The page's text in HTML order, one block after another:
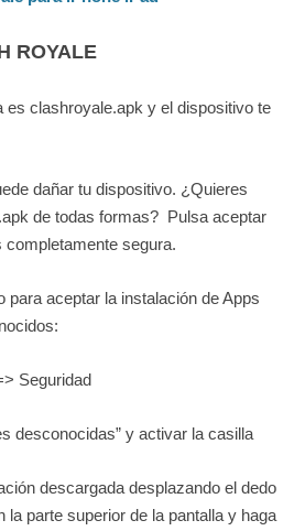
ROYALE
es clashroyale.apk y el dispositivo te
dañar tu dispositivo. ¿Quieres
de todas formas? Pulsa aceptar
segura.
para aceptar la instalación de Apps
Seguridad
desconocidas” y activar la casilla
descargada desplazando el dedo
la parte superior de la pantalla y haga